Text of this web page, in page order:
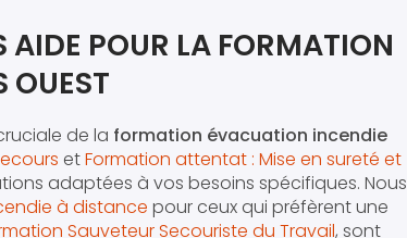
POUR LA FORMATION
OUEST
de la formation évacuation incendie
etFormation attentat : Mise en sureté et
adaptées à vos besoins spécifiques. Nous
à distance pour ceux qui préfèrent une
Sauveteur Secouriste du Travail, sont